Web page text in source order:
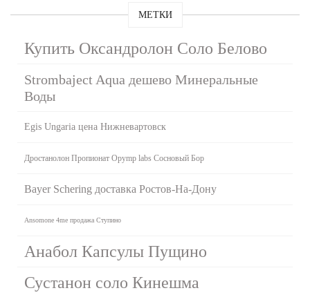
МЕТКИ
Купить Оксандролон Соло Белово
Strombaject Aqua дешево Минеральные
Воды
Egis Ungaria цена Нижневартовск
Дростанолон Пропионат Opymp labs Сосновый Бор
Bayer Schering доставка Ростов-На-Дону
Ansomone 4me продажа Ступино
Анабол Капсулы Пущино
Сустанон соло Кинешма